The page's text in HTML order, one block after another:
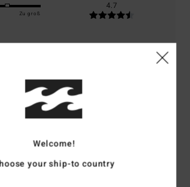
Zu groß
4.7
Farbe
5
Welcome!
your ship-to country